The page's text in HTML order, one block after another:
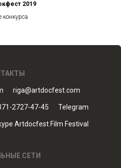
2019
конкурса
riga@artdocfest.com
2727-47-45 Telegram
Artdocfest Film Festival
СЕТИ